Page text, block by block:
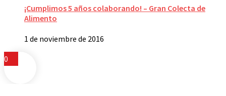
¡Cumplimos 5 años colaborando! – Gran Colecta de
Alimento
1 de noviembre de 2016
0